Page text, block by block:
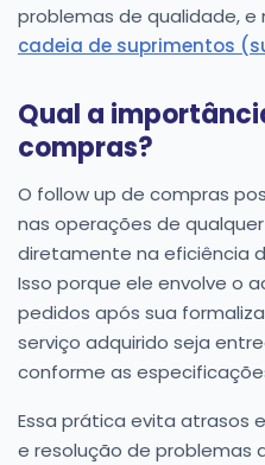
problemas de qualidade,
cadeia de suprimentos
Qual a
compras?
O follow up de compras
nas operações de
diretamente na eficiência
Isso porque ele envolve o
pedidos após sua
serviço adquirido seja
conforme as
Essa prática evita atrasos
e resolução de problemas